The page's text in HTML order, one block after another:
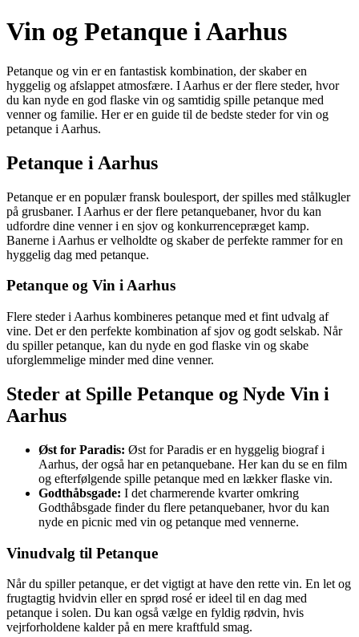
Vin og Petanque i Aarhus
Petanque og vin er en fantastisk kombination, der skaber en
hyggelig og afslappet atmosfære. I Aarhus er der flere steder, hvor
du kan nyde en god flaske vin og samtidig spille petanque med
venner og familie. Her er en guide til de bedste steder for vin og
petanque i Aarhus.
Petanque i Aarhus
Petanque er en populær fransk boulesport, der spilles med stålkugler
på grusbaner. I Aarhus er der flere petanquebaner, hvor du kan
udfordre dine venner i en sjov og konkurrencepræget kamp.
Banerne i Aarhus er velholdte og skaber de perfekte rammer for en
hyggelig dag med petanque.
Petanque og Vin i Aarhus
Flere steder i Aarhus kombineres petanque med et fint udvalg af
vine. Det er den perfekte kombination af sjov og godt selskab. Når
du spiller petanque, kan du nyde en god flaske vin og skabe
uforglemmelige minder med dine venner.
Steder at Spille Petanque og Nyde Vin i
Aarhus
Øst for Paradis: Øst for Paradis er en hyggelig biograf i
Aarhus, der også har en petanquebane. Her kan du se en film
og efterfølgende spille petanque med en lækker flaske vin.
Godthåbsgade: I det charmerende kvarter omkring
Godthåbsgade finder du flere petanquebaner, hvor du kan
nyde en picnic med vin og petanque med vennerne.
Vinudvalg til Petanque
Når du spiller petanque, er det vigtigt at have den rette vin. En let og
frugtagtig hvidvin eller en sprød rosé er ideel til en dag med
petanque i solen. Du kan også vælge en fyldig rødvin, hvis
vejrforholdene kalder på en mere kraftfuld smag.